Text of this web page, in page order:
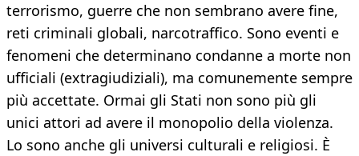
terrorismo, guerre che non sembrano avere fine,
reti criminali globali, narcotraffico. Sono eventi e
fenomeni che determinano condanne a morte non
ufficiali (extragiudiziali), ma comunemente sempre
più accettate. Ormai gli Stati non sono più gli
unici attori ad avere il monopolio della violenza.
Lo sono anche gli universi culturali e religiosi. È